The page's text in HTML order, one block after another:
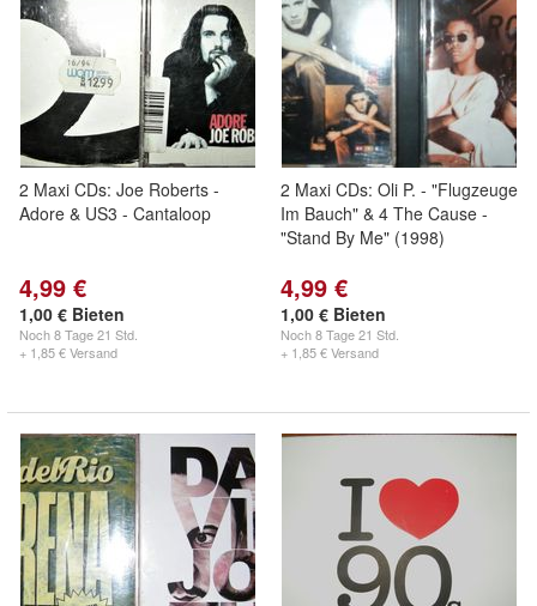
2 Maxi CDs: Joe Roberts -
Adore & US3 - Cantaloop
4,99 €
1,00 € Bieten
Noch8 Tage 21 Std.
+ 1,85 € Versand
2 Maxi CDs: Oli P. - "Flugzeuge
Im Bauch" & 4 The Cause -
"Stand By Me" (1998)
4,99 €
1,00 € Bieten
Noch8 Tage 21 Std.
+ 1,85 € Versand